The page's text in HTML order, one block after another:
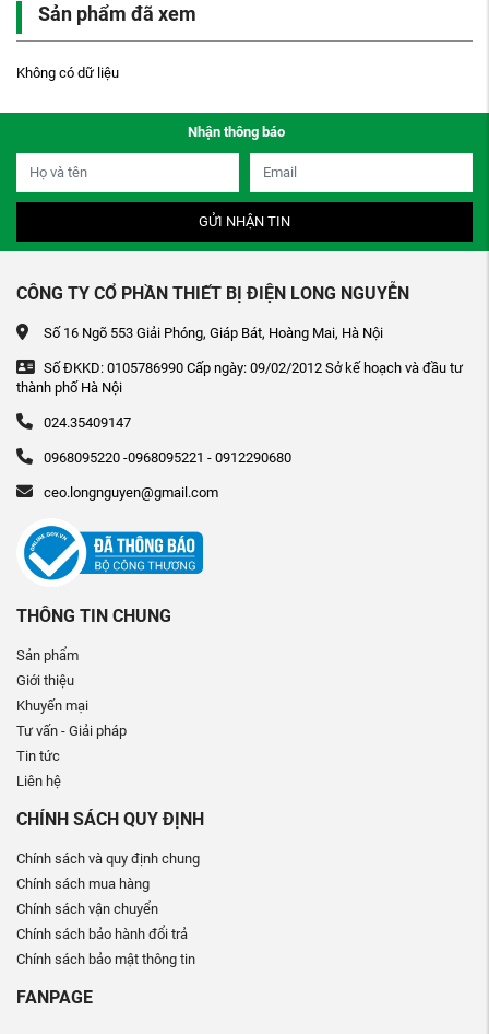
Sản phẩm đã xem
Không có dữ liệu
Nhận thông báo
GỬI NHẬN TIN
CÔNG TY CỔ PHẦN THIẾT BỊ ĐIỆN LONG NGUYỄN
Số 16 Ngõ 553 Giải Phóng, Giáp Bát, Hoàng Mai, Hà Nội
Số ĐKKD: 0105786990 Cấp ngày: 09/02/2012 Sở kế hoạch và đầu tư
thành phố Hà Nội
024.35409147
0968095220 -0968095221 - 0912290680
ceo.longnguyen@gmail.com
THÔNG TIN CHUNG
Sản phẩm
Giới thiệu
Khuyến mại
Tư vấn - Giải pháp
Tin tức
Liên hệ
CHÍNH SÁCH QUY ĐỊNH
Chính sách và quy định chung
Chính sách mua hàng
Chính sách vận chuyển
Chính sách bảo hành đổi trả
Chính sách bảo mật thông tin
FANPAGE